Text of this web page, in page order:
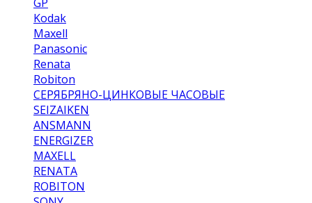
Kodak
Maxell
Panasonic
Renata
Robiton
СЕРЯБРЯНО-ЦИНКОВЫЕ ЧАСОВЫЕ
SEIZAIKEN
ANSMANN
ENERGIZER
MAXELL
RENATA
ROBITON